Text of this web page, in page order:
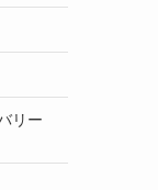
リー